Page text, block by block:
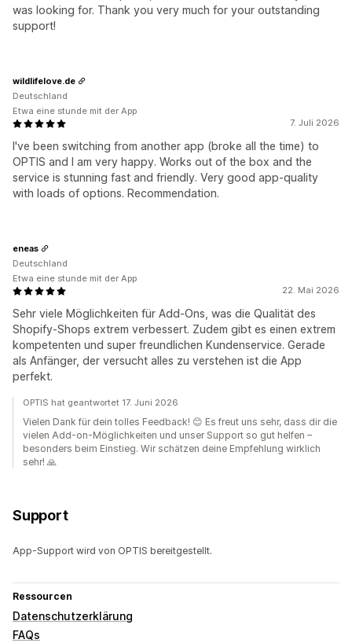
was looking for. Thank you very much for your outstanding
support!
7. Juli 2026
I've been switching from another app (broke all the time) to
OPTIS and I am very happy. Works out of the box and the
service is stunning fast and friendly. Very good app-quality
with loads of options. Recommendation.
wildlifelove.de
Deutschland
Etwa eine stunde mit der App
22. Mai 2026
Sehr viele Möglichkeiten für Add-Ons, was die Qualität des
Shopify-Shops extrem verbessert. Zudem gibt es einen extrem
kompetenten und super freundlichen Kundenservice. Gerade
als Anfänger, der versucht alles zu verstehen ist die App
perfekt.
eneas
Deutschland
Etwa eine stunde mit der App
OPTIS hat geantwortet 17. Juni 2026
Vielen Dank für dein tolles Feedback! 😊 Es freut uns sehr, dass dir die
vielen Add-on-Möglichkeiten und unser Support so gut helfen –
besonders beim Einstieg. Wir schätzen deine Empfehlung wirklich
sehr! 🙏
Support
App-Support wird von OPTIS bereitgestellt.
Ressourcen
Datenschutzerklärung
FAQs